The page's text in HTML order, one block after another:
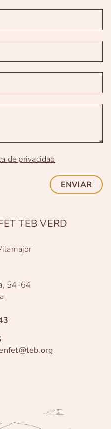
de privacidad
ENVIAR
TEB VERD
54-64